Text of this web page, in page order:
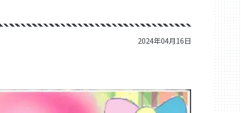
2024年04月16日